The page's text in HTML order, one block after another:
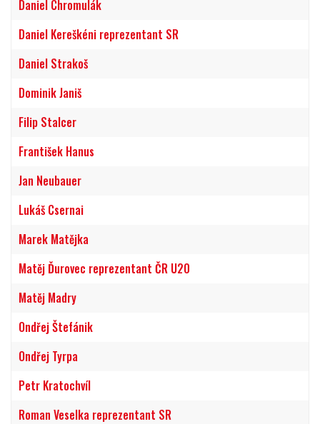
Daniel Chromulák
Daniel Kereškéni reprezentant SR
Daniel Strakoš
Dominik Janiš
Filip Stalcer
František Hanus
Jan Neubauer
Lukáš Csernai
Marek Matějka
Matěj Ďurovec reprezentant ČR U20
Matěj Madry
Ondřej Štefánik
Ondřej Tyrpa
Petr Kratochvíl
Roman Veselka reprezentant SR